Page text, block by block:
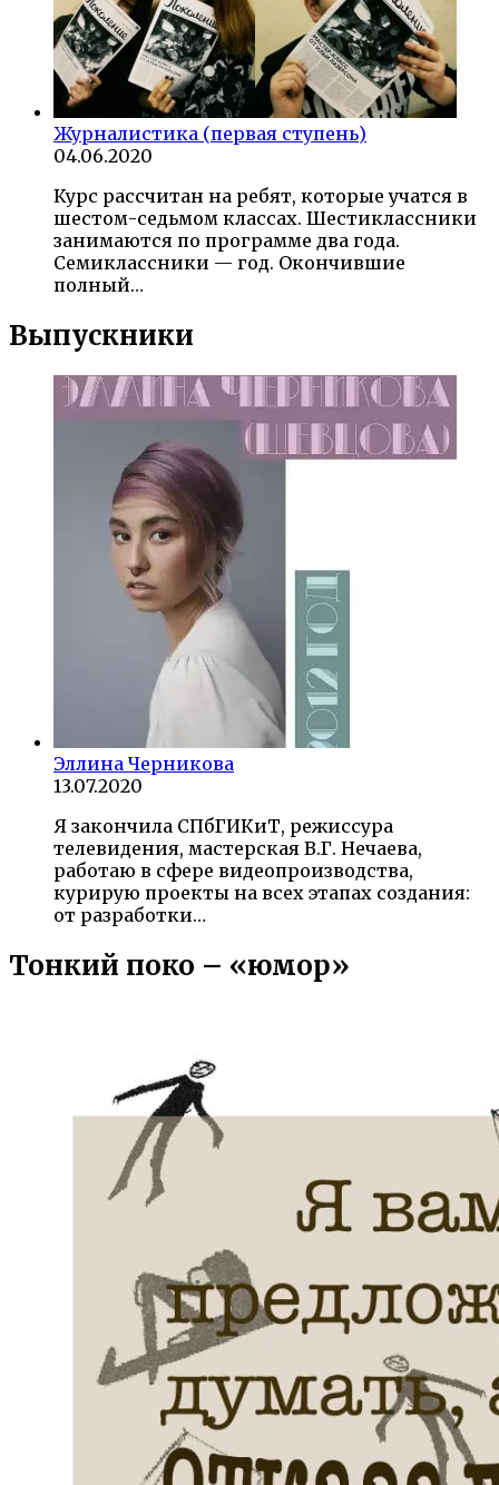
Журналистика (первая ступень)
04.06.2020
Курс рассчитан на ребят, которые учатся в
шестом-седьмом классах. Шестиклассники
занимаются по программе два года.
Семиклассники — год. Окончившие
полный…
Выпускники
Эллина Черникова
13.07.2020
Я закончила СПбГИКиТ, режиссура
телевидения, мастерская В.Г. Нечаева,
работаю в сфере видеопроизводства,
курирую проекты на всех этапах создания:
от разработки…
Тонкий поко – «юмор»